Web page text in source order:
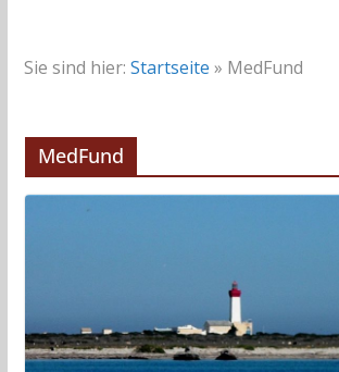
Sie sind hier: Startseite » MedFund
MedFund